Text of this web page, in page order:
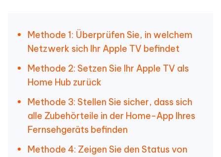
Methode 1: Überprüfen Sie, in welchem
Netzwerk sich Ihr Apple TV befindet
Methode 2: Setzen Sie Ihr Apple TV als
Home Hub zurück
Methode 3: Stellen Sie sicher, dass sich
alle Zubehörteile in der Home-App Ihres
Fernsehgeräts befinden
Methode 4: Zeigen Sie den Status von